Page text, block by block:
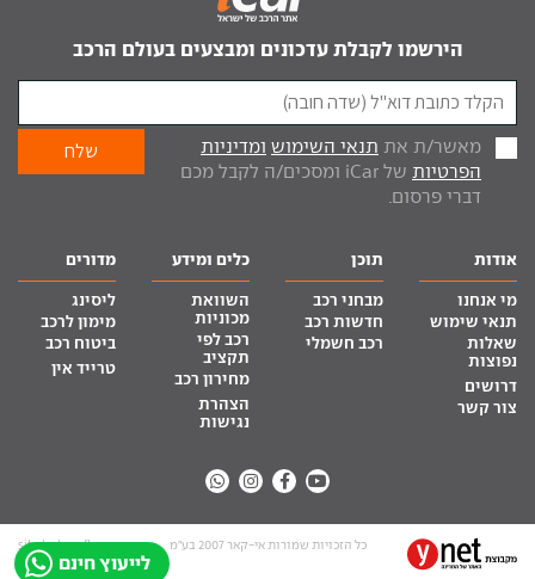
לייעוץ חינם
הירשמו לקבלת עדכונים ומבצעים בעולם הרכב
מאשר/ת את תנאי השימוש ומדיניות
הפרטיות
של iCar ומסכים/ה לקבל מכם
דברי פרסום.
אודות
מי אנחנו
תנאי שימוש
שאלות
נפוצות
דרושים
צור קשר
תוכן
מבחני רכב
חדשות רכב
רכב חשמלי
כלים ומידע
השוואת
מכוניות
רכב לפי
תקציב
מחירון רכב
הצהרת
נגישות
מדורים
ליסינג
מימון לרכב
ביטוח רכב
טרייד אין
כל הזכויות שמורות אי-קאר 2007 בע”מ site by tq.soft